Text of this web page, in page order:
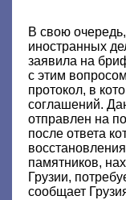
В свою
иностранных
заявила на
с этим
протокол, в
соглашений.
отправлен на
после ответа
памятников,
Грузии,
сообщает